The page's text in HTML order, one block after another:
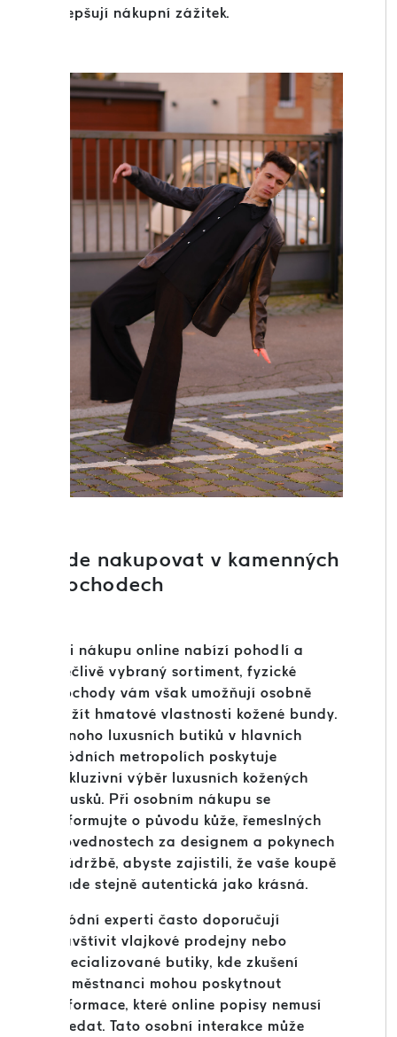
zlepšují nákupní zážitek.
Kde nakupovat v kamenných
obchodech
Při nákupu online nabízí pohodlí a
pečlivě vybraný sortiment, fyzické
obchody vám však umožňují osobně
zažít hmatové vlastnosti kožené bundy.
Mnoho luxusních butiků v hlavních
módních metropolích poskytuje
exkluzivní výběr luxusních kožených
kousků. Při osobním nákupu se
informujte o původu kůže, řemeslných
dovednostech za designem a pokynech
k údržbě, abyste zajistili, že vaše koupě
bude stejně autentická jako krásná.
Módní experti často doporučují
navštívit vlajkové prodejny nebo
specializované butiky, kde zkušení
zaměstnanci mohou poskytnout
informace, které online popisy nemusí
předat. Tato osobní interakce může